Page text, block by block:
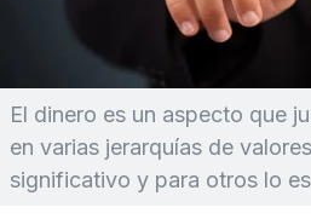
El dinero es un aspecto que
en varias jerarquías de
significativo y para otros lo